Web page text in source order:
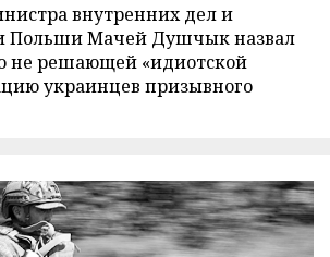
внутренних дел и
Польши Мачей Душчык назвал
не решающей «идиотской
украинцев призывного